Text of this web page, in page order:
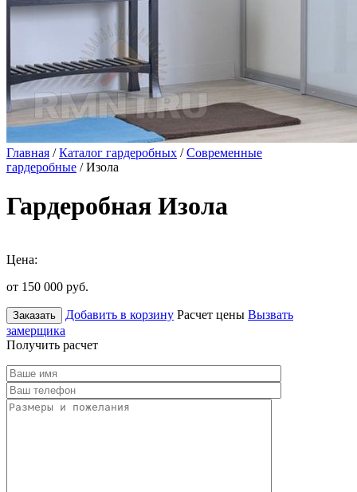
Главная /Каталог гардеробных /Современные
гардеробные / Изола
Гардеробная Изола
Цена:
от 150 000 руб.
Заказать Добавить в корзину Расчет цены Вызвать
замерщика
Получить расчет